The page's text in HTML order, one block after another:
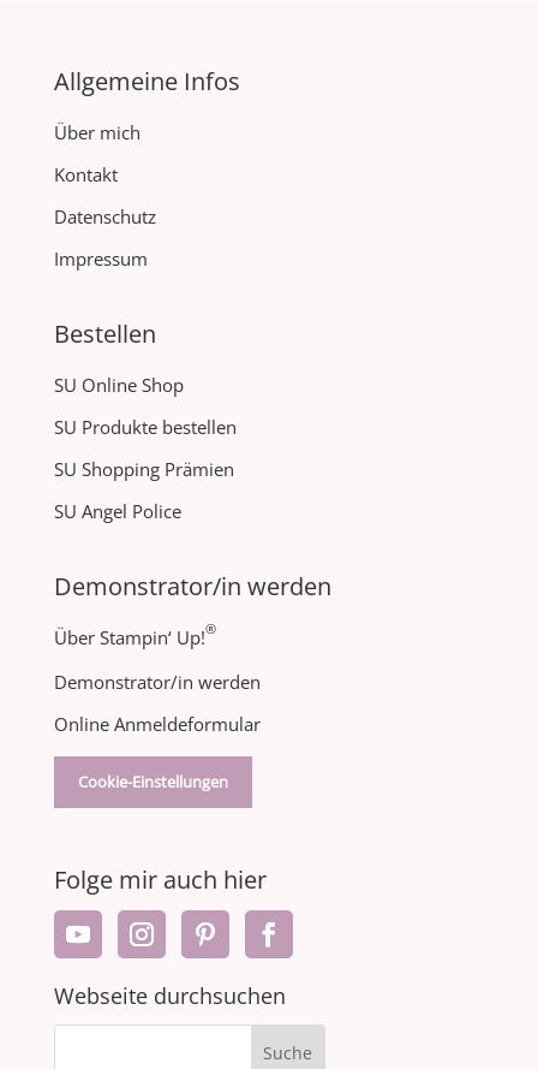
Allgemeine Infos
Über mich
Kontakt
Datenschutz
Impressum
Bestellen
SU Online Shop
SU Produkte bestellen
SU Shopping Prämien
SU Angel Police
Demonstrator/in werden
Über Stampin‘ Up!®
Demonstrator/in werden
Online Anmeldeformular
Cookie-Einstellungen
Folge mir auch hier
Webseite durchsuchen